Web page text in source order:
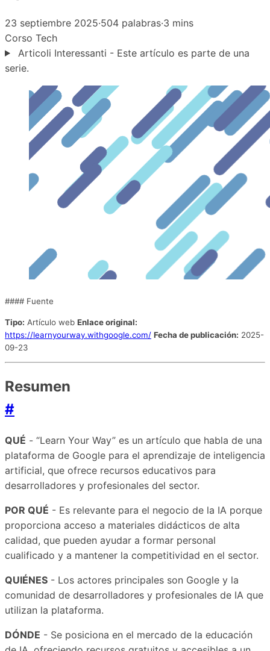
23 septiembre 2025·504 palabras·3 mins
Corso Tech
Articoli Interessanti - Este artículo es parte de una
serie.
#### Fuente
Tipo: Artículo web Enlace original:
https://learnyourway.withgoogle.com/ Fecha de publicación: 2025-
09-23
Resumen
#
QUÉ - “Learn Your Way” es un artículo que habla de una
plataforma de Google para el aprendizaje de inteligencia
artificial, que ofrece recursos educativos para
desarrolladores y profesionales del sector.
POR QUÉ - Es relevante para el negocio de la IA porque
proporciona acceso a materiales didácticos de alta
calidad, que pueden ayudar a formar personal
cualificado y a mantener la competitividad en el sector.
QUIÉNES - Los actores principales son Google y la
comunidad de desarrolladores y profesionales de IA que
utilizan la plataforma.
DÓNDE - Se posiciona en el mercado de la educación